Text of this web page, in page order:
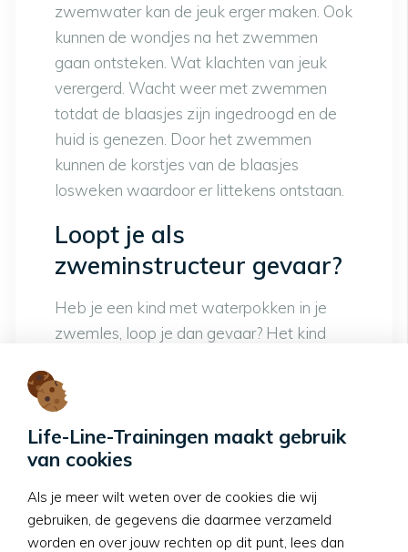
Life-Line-Trainingen maakt gebruik
van cookies
Als je meer wilt weten over de cookies die wij
gebruiken, de gegevens die daarmee verzameld
worden en over jouw rechten op dit punt, lees dan
zwemwater kan de jeuk erger maken. Ook
kunnen de wondjes na het zwemmen
gaan ontsteken. Wat klachten van jeuk
verergerd. Wacht weer met zwemmen
totdat de blaasjes zijn ingedroogd en de
huid is genezen. Door het zwemmen
kunnen de korstjes van de blaasjes
losweken waardoor er littekens ontstaan.
Loopt je als
zweminstructeur gevaar?
Heb je een kind met waterpokken in je
zwemles, loop je dan gevaar? Het kind
bij zich en is al minstens 2 dagen
besmettelijk. Grote kans dat het andere
kinderen tijdens een eerdere zwemles al
heeft besmet. Heb jij als zweminstructeur
je gerust zwemles geven aan dit kind. Jij
hebt immers toen al antistoffen